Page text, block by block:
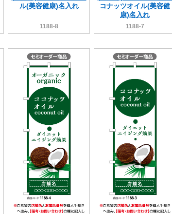
ル(美容健康)名入れ
1188-8
コナッツオイル(美容健
康)名入れ
1188-7